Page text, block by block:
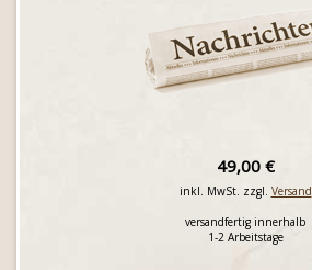
49,00 €
inkl. MwSt. zzgl. Versand
versandfertig innerhalb
1-2 Arbeitstage